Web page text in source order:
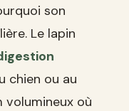
son
Le lapin
chien ou au
où